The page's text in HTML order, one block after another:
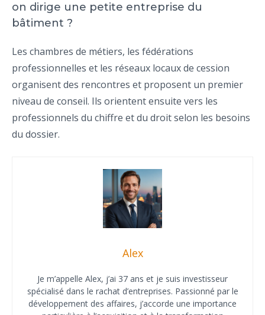
on dirige une petite entreprise du
bâtiment ?
Les chambres de métiers, les fédérations
professionnelles et les réseaux locaux de cession
organisent des rencontres et proposent un premier
niveau de conseil. Ils orientent ensuite vers les
professionnels du chiffre et du droit selon les besoins
du dossier.
Alex
Je m’appelle Alex, j’ai 37 ans et je suis investisseur
spécialisé dans le rachat d’entreprises. Passionné par le
développement des affaires, j’accorde une importance